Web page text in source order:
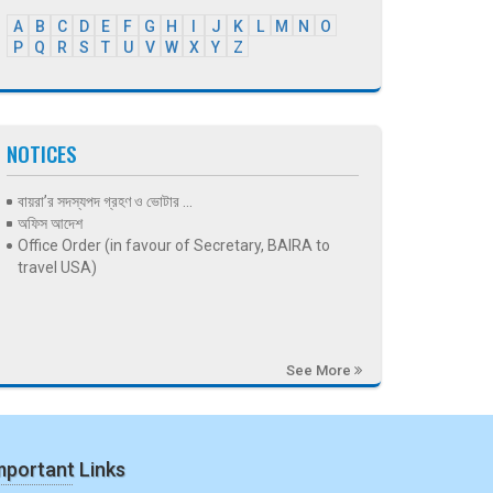
A B C D E F G H J K L M N
O
P
Q R S T U V W X Y Z
NOTICES
বায়রা’র সদস্যপদ গ্রহণ ও ভোটার ...
অফিস আদেশ
Office Order (in favour of Secretary, BAIRA to
travel USA)
See More
Links